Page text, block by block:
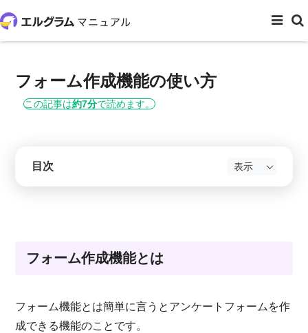
フォーム作成機能の使い方
この記事は約7分で読めます。
目次
フォーム作成機能とは
フォーム機能とは簡単に言うとアンケートフォームを作
成できる機能のことです。